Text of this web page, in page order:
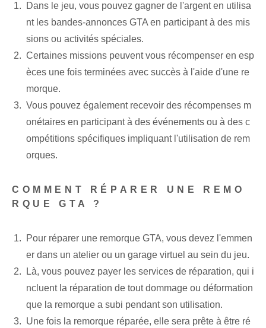
Dans le jeu, vous pouvez gagner de l'argent en utilisa
nt les bandes-annonces GTA en participant à des mis
sions ou activités spéciales.
Certaines missions peuvent vous récompenser en esp
èces une fois terminées avec succès à l'aide d'une re
morque.
Vous pouvez également recevoir des récompenses m
onétaires en participant à des événements ou à des c
ompétitions spécifiques impliquant l'utilisation de rem
orques.
COMMENT RÉPARER UNE REMO
RQUE GTA ?
Pour réparer une remorque GTA, vous devez l'emmen
er dans un atelier ou un garage virtuel au sein du jeu.
Là, vous pouvez payer les services de réparation, qui i
ncluent la réparation de tout dommage ou déformation
que la remorque a subi pendant son utilisation.
Une fois la remorque réparée, elle sera prête à être ré